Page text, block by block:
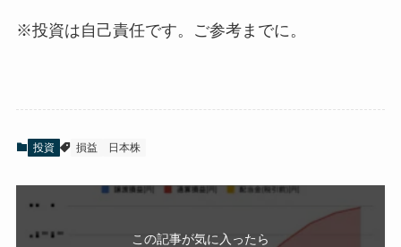
※投資は自己責任です。ご参考までに。
投資 損益 日本株
この記事が気に入ったら